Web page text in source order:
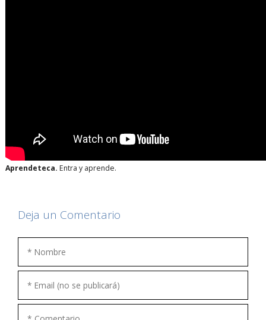
Aprendeteca. Entra y aprende.
Deja un Comentario